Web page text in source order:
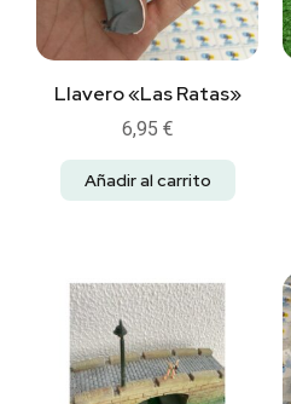
Llavero «Las Ratas»
6,95 €
Añadir al carrito